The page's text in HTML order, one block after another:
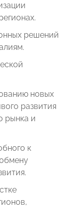
решений
новых
развития
рынка и
к